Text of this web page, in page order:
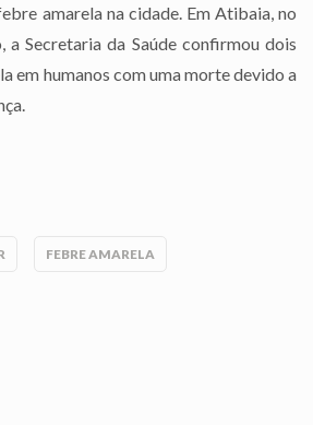
amarela na cidade. Em Atibaia, no
a Secretaria da Saúde confirmou dois
em humanos com uma morte devido a
FEBRE AMARELA